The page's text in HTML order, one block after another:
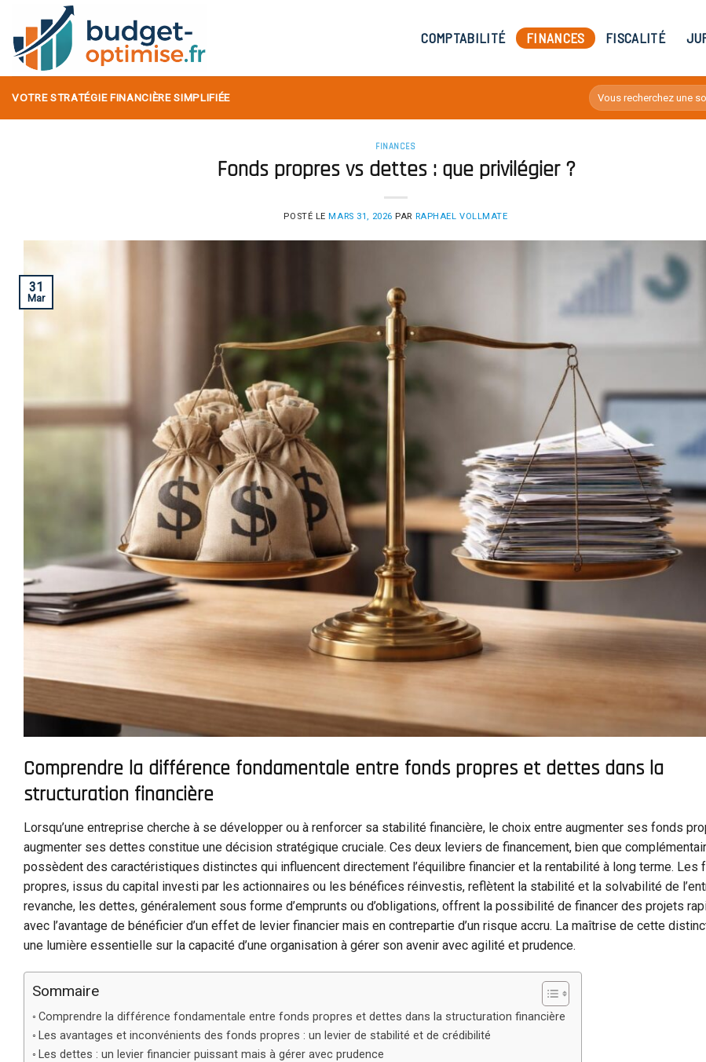
content
COMPTABILITÉ FINANCES FISCALITÉ
VOTRE STRATÉGIE FINANCIÈRE SIMPLIFIÉE
FINANCES
Fonds propres vs dettes : que privilégier ?
POSTÉ LEMARS 31, 2026 PAR RAPHAEL VOLLMATE
31
Mar
Comprendre la différence fondamentale entre fonds propres et dettes dans la
structuration financière
Lorsqu’une entreprise cherche à se développer ou à renforcer sa stabilité financière, le choix entre augmenter ses fonds
augmenter ses dettes constitue une décision stratégique cruciale. Ces deux leviers de financement, bien que
possèdent des caractéristiques distinctes qui influencent directement l’équilibre financier et la rentabilité à long terme. Les
propres, issus du capital investi par les actionnaires ou les bénéfices réinvestis, reflètent la stabilité et la solvabilité de
revanche, les dettes, généralement sous forme d’emprunts ou d’obligations, offrent la possibilité de financer des projets
avec l’avantage de bénéficier d’un effet de levier financier mais en contrepartie d’un risque accru. La maîtrise de cette
une lumière essentielle sur la capacité d’une organisation à gérer son avenir avec agilité et prudence.
Sommaire
Comprendre la différence fondamentale entre fonds propres et dettes dans la structuration financière
Les avantages et inconvénients des fonds propres : un levier de stabilité et de crédibilité
Les dettes : un levier financier puissant mais à gérer avec prudence